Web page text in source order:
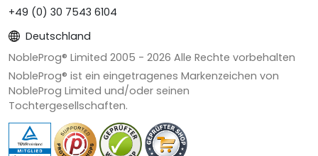
+49 (0) 30 7543 6104
Deutschland
NobleProg® Limited 2005 - 2026 Alle Rechte vorbehalten
NobleProg® ist ein eingetragenes Markenzeichen von
NobleProg Limited und/oder seinen
Tochtergesellschaften.